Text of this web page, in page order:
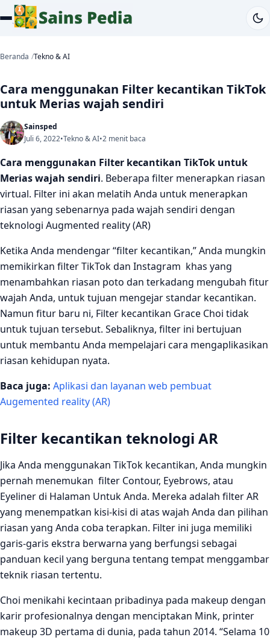
Beranda Tekno & AI
Cara menggunakan Filter kecantikan TikTok
untuk Merias wajah sendiri
Sainsped
Juli 6, 2022•Tekno & AI•2 menit baca
Cara menggunakan Filter kecantikan TikTok untuk
Merias wajah sendiri. Beberapa filter menerapkan riasan
virtual. Filter ini akan melatih Anda untuk menerapkan
riasan yang sebenarnya pada wajah sendiri dengan
teknologi Augmented reality (AR)
Ketika Anda mendengar “filter kecantikan,” Anda mungkin
memikirkan filter TikTok dan Instagram khas yang
menambahkan riasan poto dan terkadang mengubah fitur
wajah Anda, untuk tujuan mengejar standar kecantikan.
Namun fitur baru ni, Filter kecantikan Grace Choi tidak
untuk tujuan tersebut. Sebaliknya, filter ini bertujuan
untuk membantu Anda mempelajari cara mengaplikasikan
riasan kehidupan nyata.
Baca juga: Aplikasi dan layanan web pembuat
Augemented reality (AR)
Filter kecantikan teknologi AR
Jika Anda menggunakan TikTok kecantikan, Anda mungkin
pernah menemukan filter Contour, Eyebrows, atau
Eyeliner di Halaman Untuk Anda. Mereka adalah filter AR
yang menempatkan kisi-kisi di atas wajah Anda dan pilihan
riasan yang Anda coba terapkan. Filter ini juga memiliki
garis-garis ekstra berwarna yang berfungsi sebagai
panduan kecil yang berguna tentang tempat menggambar
teknik riasan tertentu.
Choi menikahi kecintaan pribadinya pada makeup dengan
karir profesionalnya dengan menciptakan Mink, printer
makeup 3D pertama di dunia, pada tahun 2014. “Selama 10